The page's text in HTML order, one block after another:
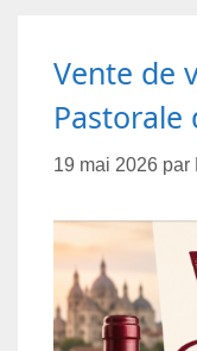
Vente de
Pastorale
19 mai 2026 par